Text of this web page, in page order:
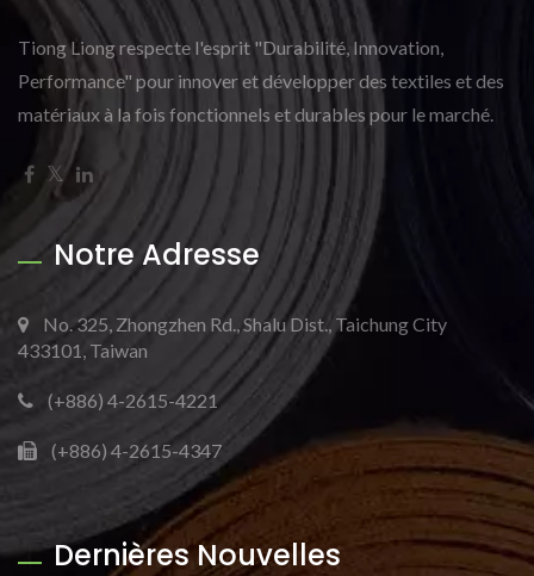
Tiong Liong respecte l'esprit "Durabilité, Innovation,
Performance" pour innover et développer des textiles et des
matériaux à la fois fonctionnels et durables pour le marché.
Notre Adresse
No. 325, Zhongzhen Rd., Shalu Dist., Taichung City
433101, Taiwan
(+886) 4-2615-4221
(+886) 4-2615-4347
Dernières Nouvelles